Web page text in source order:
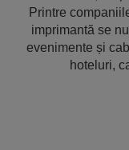
Printre
imprimantă se
evenimente și
hoteluri,